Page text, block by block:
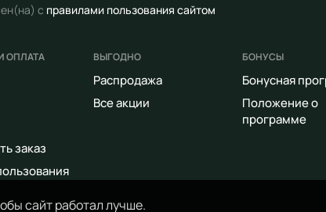
сайт работал лучше.
с правилами пользования сайтом
ОПЛАТА
заказ
ВЫГОДНО
Распродажа
Все акции
БОНУСЫ
Бонусная
Положение о
программе